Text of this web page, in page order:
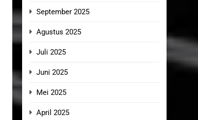
September 2025
Agustus 2025
Juli 2025
Juni 2025
Mei 2025
April 2025